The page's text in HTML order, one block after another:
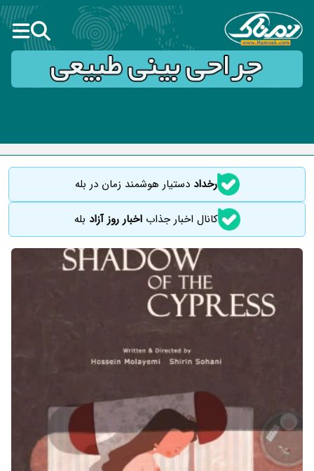
رخداددستیار هوشمند زمان در بله
کانال اخبار جذاباخبار روز آزاد بله